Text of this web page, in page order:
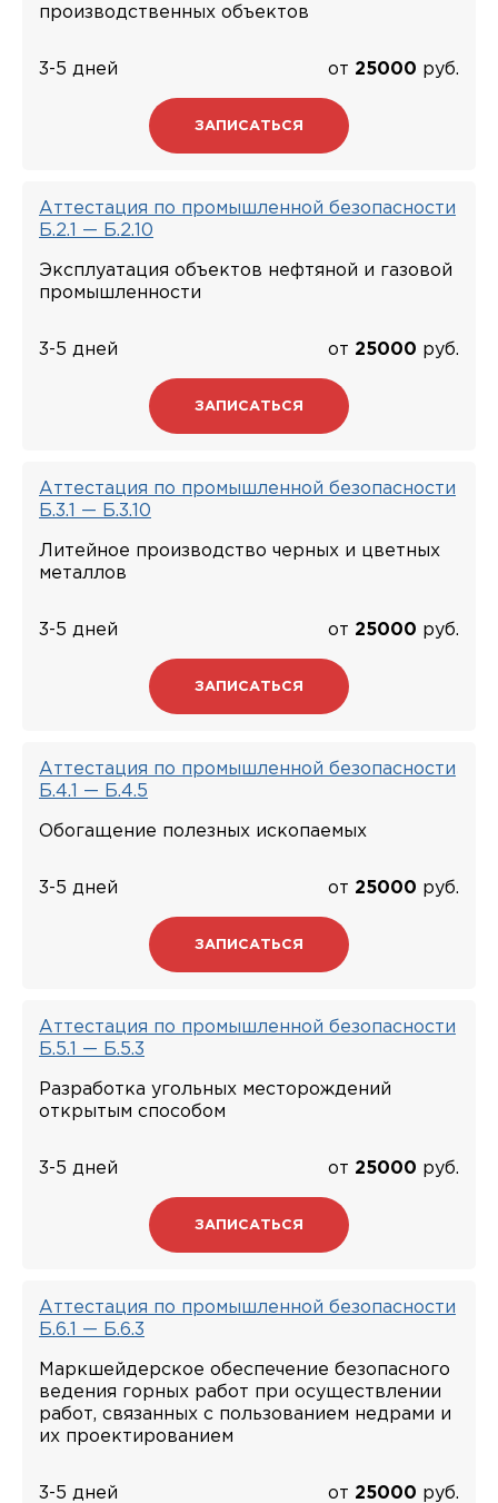
производственных объектов
3-5 дней от 25000 руб.
ЗАПИСАТЬСЯ
Аттестация по промышленной безопасности
Б.2.1 — Б.2.10
Эксплуатация объектов нефтяной и газовой
промышленности
3-5 дней от 25000 руб.
ЗАПИСАТЬСЯ
Аттестация по промышленной безопасности
Б.3.1 — Б.3.10
Литейное производство черных и цветных
металлов
3-5 дней от 25000 руб.
ЗАПИСАТЬСЯ
Аттестация по промышленной безопасности
Б.4.1 — Б.4.5
Обогащение полезных ископаемых
3-5 дней от 25000 руб.
ЗАПИСАТЬСЯ
Аттестация по промышленной безопасности
Б.5.1 — Б.5.3
Разработка угольных месторождений
открытым способом
3-5 дней от 25000 руб.
ЗАПИСАТЬСЯ
Аттестация по промышленной безопасности
Б.6.1 — Б.6.3
Маркшейдерское обеспечение безопасного
ведения горных работ при осуществлении
работ, связанных с пользованием недрами и
их проектированием
3-5 дней от 25000 руб.